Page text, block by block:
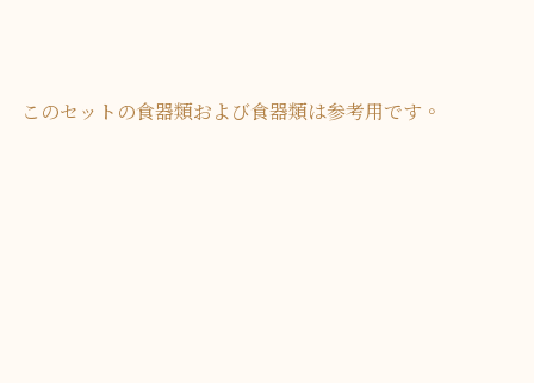
このセットの食器類および食器類は参考用です。